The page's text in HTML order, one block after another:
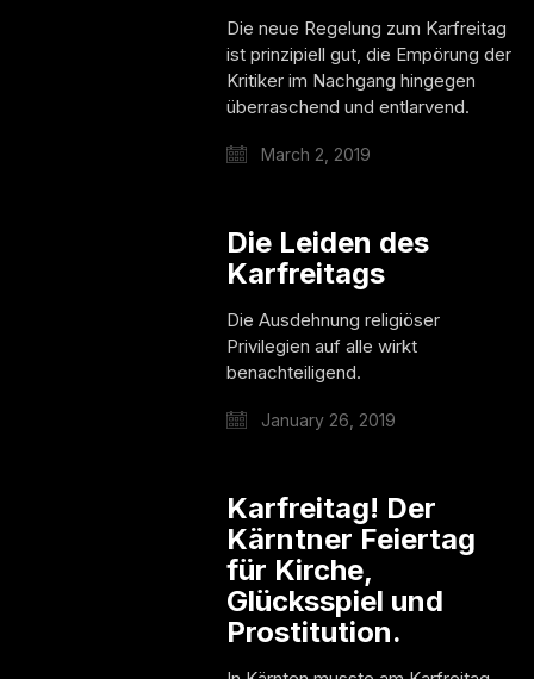
Die neue Regelung zum Karfreitag
ist prinzipiell gut, die Empörung der
Kritiker im Nachgang hingegen
überraschend und entlarvend.
March 2, 2019
Die Leiden des
Karfreitags
Die Ausdehnung religiöser
Privilegien auf alle wirkt
benachteiligend.
January 26, 2019
Karfreitag! Der
Kärntner Feiertag
für Kirche,
Glücksspiel und
Prostitution.